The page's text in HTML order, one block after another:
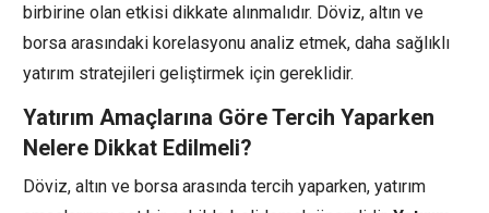
birbirine olan etkisi dikkate alınmalıdır. Döviz, altın ve
borsa arasındaki korelasyonu analiz etmek, daha sağlıklı
yatırım stratejileri geliştirmek için gereklidir.
Yatırım Amaçlarına Göre Tercih Yaparken
Nelere Dikkat Edilmeli?
Döviz, altın ve borsa arasında tercih yaparken, yatırım